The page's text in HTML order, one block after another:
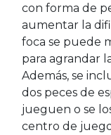
con forma de
aumentar la
foca se puede
para agrandar
Además, se
dos peces de
jueguen o se
centro de